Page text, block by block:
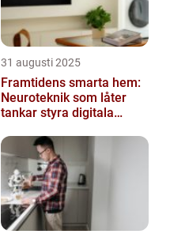
31 augusti 2025
Framtidens smarta hem:
Neuroteknik som låter
tankar styra digitala